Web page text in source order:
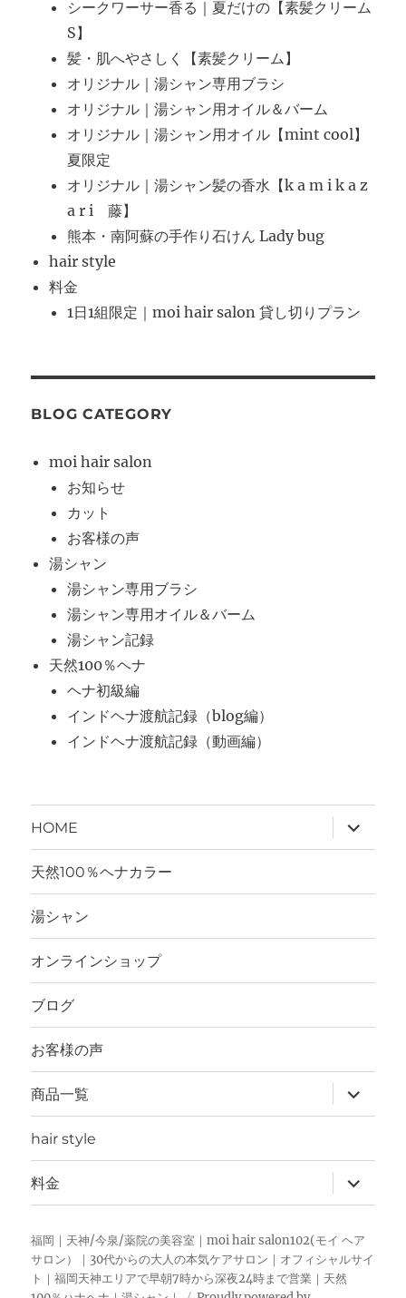
シークワーサー香る｜夏だけの【素髪クリーム
S】
髪・肌へやさしく【素髪クリーム】
オリジナル｜湯シャン専用ブラシ
オリジナル｜湯シャン用オイル＆バーム
オリジナル｜湯シャン用オイル【mint cool】
夏限定
オリジナル｜湯シャン髪の香水【k a m i k a z
a r i 藤】
熊本・南阿蘇の手作り石けん Lady bug
hair style
料金
1日1組限定｜moi hair salon 貸し切りプラン
BLOG CATEGORY
moi hair salon
お知らせ
カット
お客様の声
湯シャン
湯シャン専用ブラシ
湯シャン専用オイル＆バーム
湯シャン記録
天然100％ヘナ
ヘナ初級編
インドヘナ渡航記録（blog編）
インドヘナ渡航記録（動画編）
HOME
ブ
メ
ー
開
天然100％ヘナカラー
湯シャン
オンラインショップ
ブログ
お客様の声
商品一覧
ブ
メ
ー
を
展
開
hair style
料金
ブ
メ
ュ
ー
を
展
福岡｜天神/今泉/薬院の美容室｜moi hair salon102(モイ ヘア
サロン）｜30代からの大人の本気ケアサロン｜オフィシャルサイ
ト｜福岡天神エリアで早朝7時から深夜24時まで営業｜天然